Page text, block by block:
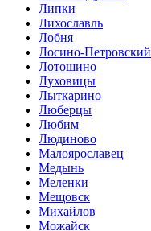
Липки
Лихославль
Лобня
Лосино-Петровский
Лотошино
Луховицы
Лыткарино
Люберцы
Любим
Людиново
Малоярославец
Медынь
Меленки
Мещовск
Михайлов
Можайск